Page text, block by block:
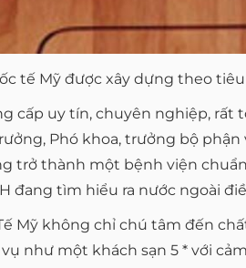
tế Mỹ được xây dựng theo tiêu
cấp uy tín, chuyên nghiệp,
Phó khoa, trưởng bộ
trở thành một bệnh viện
đang tìm hiểu ra nước ngoài
Mỹ không chỉ chú tâm đến
như một khách sạn 5 * với